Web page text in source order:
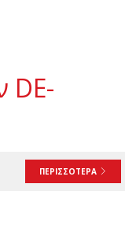
DE-
ΠΕΡΙΣΣΟΤΕΡΑ